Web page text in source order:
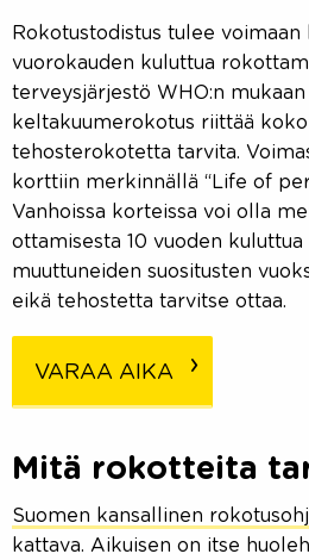
Rokotustodistus tulee
vuorokauden kuluttua
terveysjärjestö WHO:n mukaan
keltakuumerokotus riittää
tehosterokotetta tarvita.
korttiin merkinnällä “Life of
Vanhoissa korteissa voi olla
ottamisesta 10 vuoden
muuttuneiden suositusten
eikä tehostetta tarvitse ottaa.
VARAA AIKA
Mitä rokotteita
Suomen kansallinen
kattava. Aikuisen on itse